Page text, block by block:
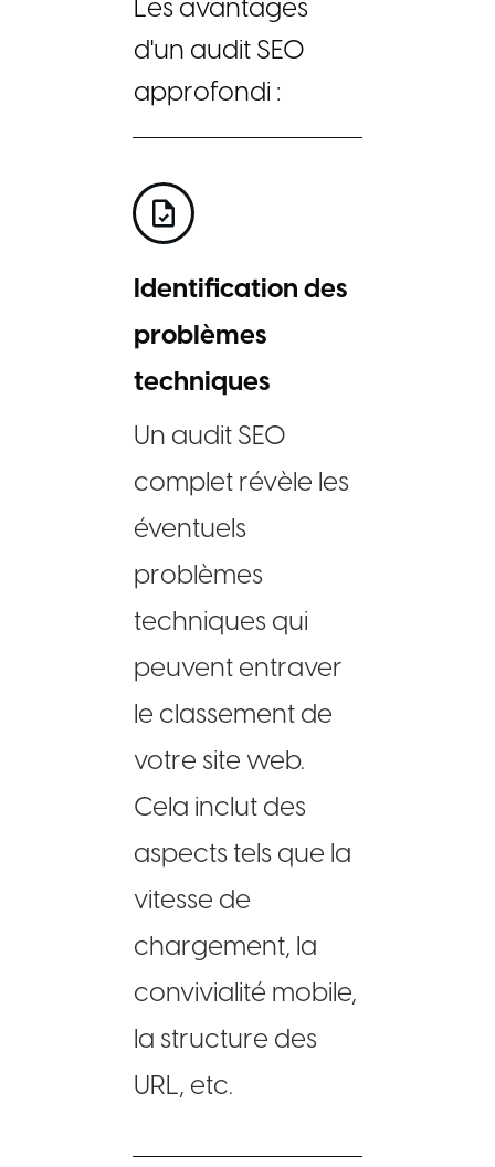
Les avantages
d'un audit SEO
approfondi :
Identification des
problèmes
techniques
Un audit SEO
complet révèle les
éventuels
problèmes
techniques qui
peuvent entraver
le classement de
votre site web.
Cela inclut des
aspects tels que la
vitesse de
chargement, la
convivialité mobile,
la structure des
URL, etc.